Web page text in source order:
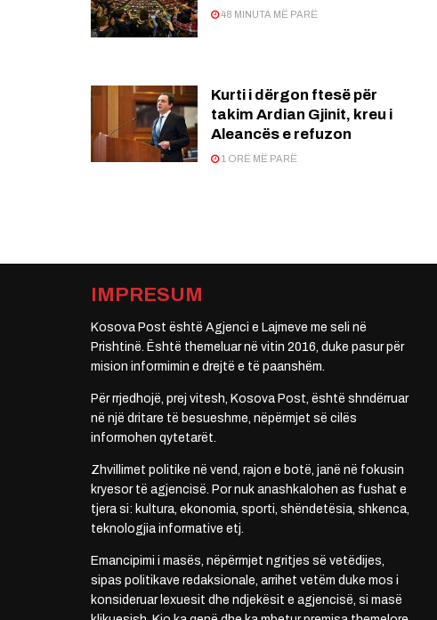
48 MINUTA MË PARË
Kurti i dërgon ftesë për
takim Ardian Gjinit, kreu i
Aleancës e refuzon
1 ORË MË PARË
IMPRESUM
Kosova Post është Agjenci e Lajmeve me seli në
Prishtinë. Është themeluar në vitin 2016, duke pasur për
mision informimin e drejtë e të paanshëm.
Për rrjedhojë, prej vitesh, Kosova Post, është shndërruar
në një dritare të besueshme, nëpërmjet së cilës
informohen qytetarët.
Zhvillimet politike në vend, rajon e botë, janë në fokusin
kryesor të agjencisë. Por nuk anashkalohen as fushat e
tjera si: kultura, ekonomia, sporti, shëndetësia, shkenca,
teknologjia informative etj.
Emancipimi i masës, nëpërmjet ngritjes së vetëdijes,
sipas politikave redaksionale, arrihet vetëm duke mos i
konsideruar lexuesit dhe ndjekësit e agjencisë, si masë